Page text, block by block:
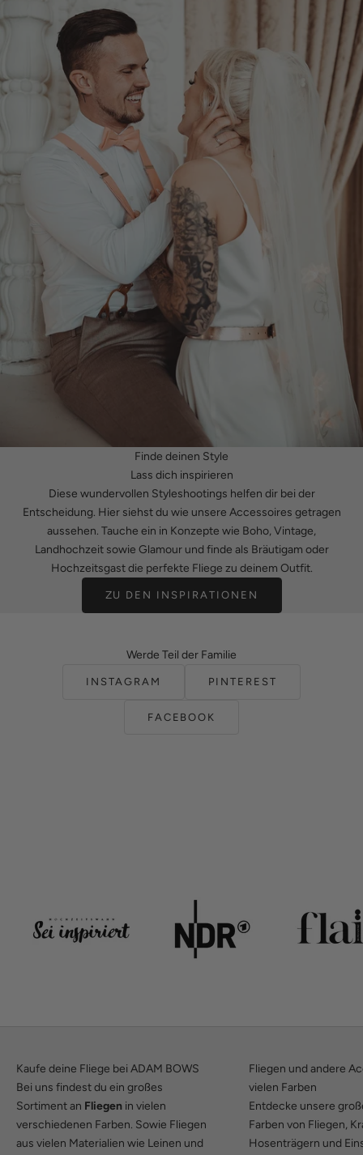
Finde deinen Style
Lass dich inspirieren
Diese wundervollen Styleshootings helfen dir bei der
Entscheidung. Hier siehst du wie unsere Accessoires getragen
aussehen. Tauche ein in Konzepte wie Boho, Vintage,
Landhochzeit sowie Glamour und finde als Bräutigam oder
Hochzeitsgast die perfekte Fliege zu deinem Outfit.
ZU DEN INSPIRATIONEN
Werde Teil der Familie
INSTAGRAM PINTEREST
FACEBOOK
Kaufe deine Fliege bei ADAM BOWS
Bei uns findest du ein großes
Sortiment an Fliegen in vielen
verschiedenen Farben. Sowie Fliegen
aus vielen Materialien wie Leinen und
Fliegen und andere
vielen Farben
Entdecke unsere
Farben von Fliegen,
Hosenträgern und